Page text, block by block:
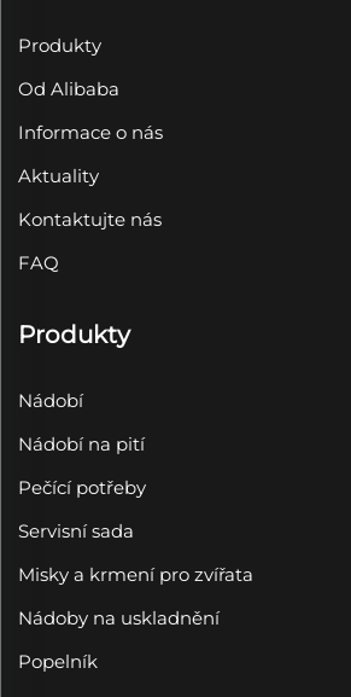
Produkty
Od Alibaba
Informace o nás
Aktuality
Kontaktujte nás
FAQ
Produkty
Nádobí
Nádobí na pití
Pečící potřeby
Servisní sada
Misky a krmení pro zvířata
Nádoby na uskladnění
Popelník